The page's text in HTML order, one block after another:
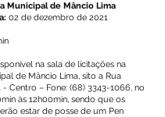
Municipal de Mâncio Lima
02 de dezembro de 2021
na sala de licitações na
de Mâncio Lima, sito a Rua
- Centro – Fone: (68) 3343-1066, no
às 12h00min, sendo que os
estar de posse de um Pen